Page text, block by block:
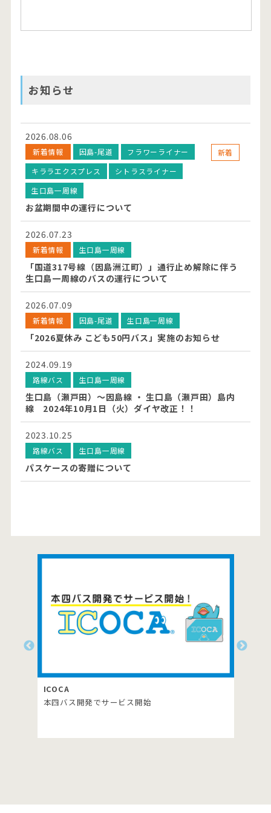
お知らせ
2026.08.06
新着情報 因島-尾道
フラワーライナー
キララエクスプレス
シトラスライナー
生口島一周線
新着
お盆期間中の運行について
2026.07.23
新着情報 生口島一周線
「国道317号線（因島洲江町）」通行止め解除に伴う
生口島一周線のバスの運行について
2026.07.09
新着情報 因島-尾道 生口島一周線
「2026夏休み こども50円バス」実施のお知らせ
2024.09.19
路線バス 生口島一周線
生口島（瀬戸田）～因島線 ・ 生口島（瀬戸田）島内
線 2024年10月1日（火）ダイヤ改正！！
2023.10.25
路線バス 生口島一周線
パスケースの寄贈について
生口島島内の路線バス乗り放題